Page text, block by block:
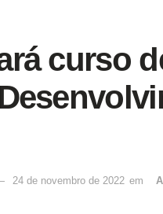
curso
24 de novembro de 2022 emﾠ